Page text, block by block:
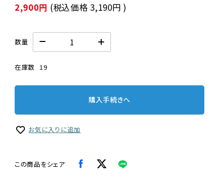
2,900円 (税込価格 3,190円 )
数量
在庫数 19
購入手続きへ
お気に入りに追加
この商品をシェア